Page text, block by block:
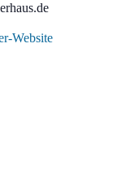
Website